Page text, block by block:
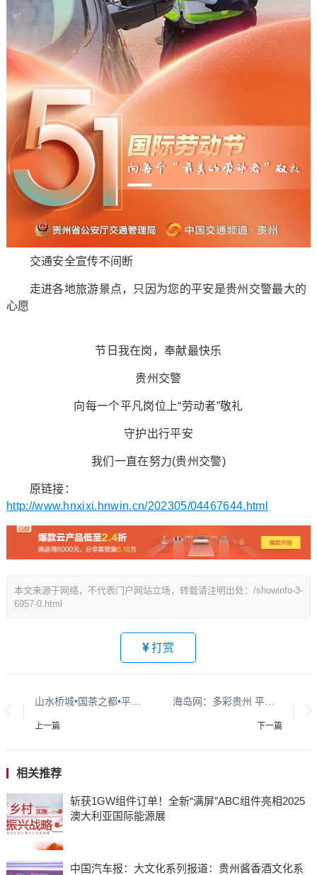
交通安全宣传不间断
走进各地旅游景点，只因为您的平安是贵州交警最大的
心愿
节日我在岗，奉献最快乐
贵州交警
向每一个平凡岗位上“劳动者”敬礼
守护出行平安
我们一直在努力(贵州交警)
原链接：
http://www.hnxixi.hnwin.cn/202305/04467644.html
本文来源于网络，不代表门户网站立场，转载请注明出处：/showinfo-3-
6957-0.html
打赏
山水桥城•国茶之都•平安都匀系列报道之二百五十六
上一篇
海岛网：多彩贵州 平安黔行系列报道之九十二
下一篇
相关推荐
斩获1GW组件订单！全新“满屏”ABC组件亮相2025
澳大利亚国际能源展
中国汽车报：大文化系列报道：贵州酱香酒文化系